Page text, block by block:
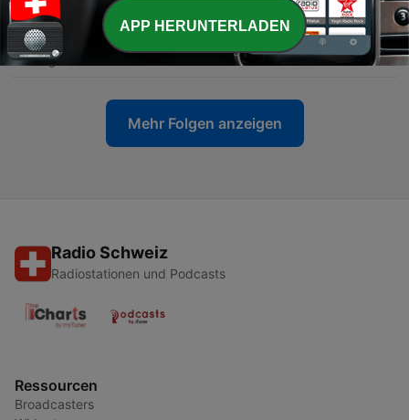
9016 - Im Kanton Luzern gilt neu ein absolutes
Feuerverbot
06 Aug. 2026
Mehr Folgen anzeigen
Radio Schweiz
Radiostationen und Podcasts
Ressourcen
Broadcasters
APP HERUNTERLADEN